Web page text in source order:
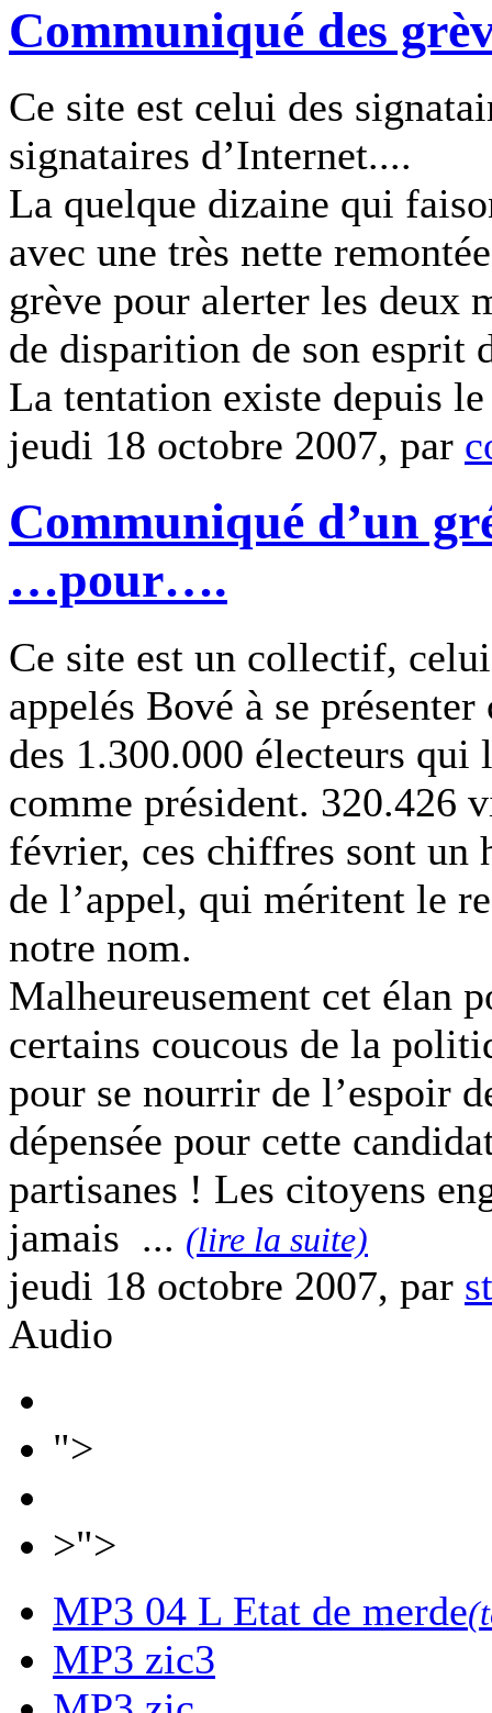
Communiqué des
Ce site est celui des
signataires d’Internet....
La quelque dizaine qui
avec une très nette
grève pour alerter les deux
de disparition de son esprit
La tentation existe depuis
jeudi 18 octobre 2007, par
Communiqué d’un
…pour….
Ce site est un collectif,
appelés Bové à se
des 1.300.000 électeurs
comme président. 320.426
février, ces chiffres sont un
de l’appel, qui méritent le
notre nom.
Malheureusement cet élan
certains coucous de la
pour se nourrir de l’espoir
dépensée pour cette
partisanes ! Les citoyens
jamais ... (lire la suite)
jeudi 18 octobre 2007, par
Audio
">
>">
MP3 04 L Etat de merde
MP3 zic3